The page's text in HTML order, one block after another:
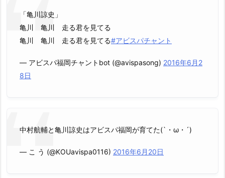
「亀川諒史」
亀川 亀川 走る君を見てる
亀川 亀川 走る君を見てる#アビスパチャント
— アビスパ福岡チャントbot (@avispasong) 2016年6月2
8日
中村航輔と亀川諒史はアビスパ福岡が育てた(`・ω・´)
— こ う (@KOUavispa0116) 2016年6月20日